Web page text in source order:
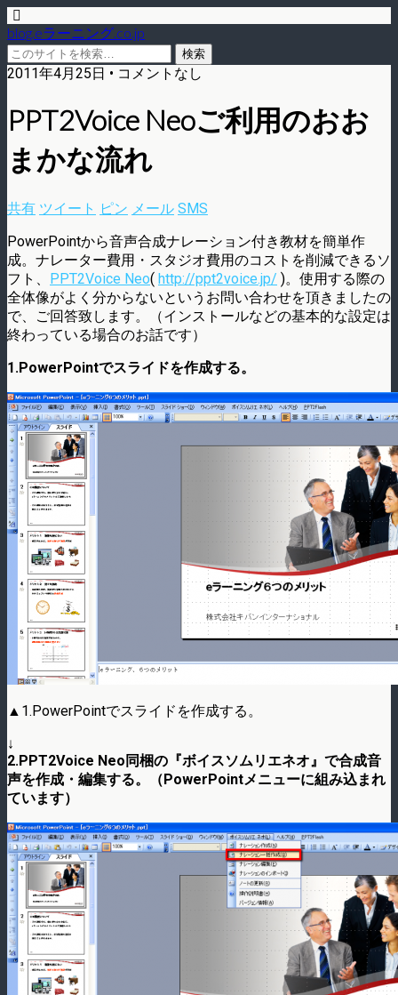
blog.eラーニング.co.jp
2011年4月25日 • コメントなし
PPT2Voice Neoご利用のおお
まかな流れ
共有 ツイート ピン メール SMS
PowerPointから音声合成ナレーション付き教材を簡単作
成。ナレーター費用・スタジオ費用のコストを削減できるソ
フト、 PPT2Voice Neo( http://ppt2voice.jp/ )。使用する際の
全体像がよく分からないというお問い合わせを頂きましたの
で、ご回答致します。（インストールなどの基本的な設定は
終わっている場合のお話です）
1.PowerPointでスライドを作成する。
▲1.PowerPointでスライドを作成する。
↓
2.PPT2Voice Neo同梱の『ボイスソムリエネオ』で合成音
声を作成・編集する。（PowerPointメニューに組み込まれ
ています）